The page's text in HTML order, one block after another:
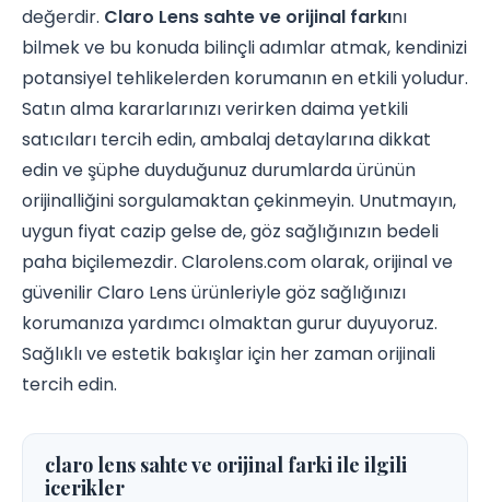
değerdir. Claro Lens sahte ve orijinal farkını
bilmek ve bu konuda bilinçli adımlar atmak, kendinizi
potansiyel tehlikelerden korumanın en etkili yoludur.
Satın alma kararlarınızı verirken daima yetkili
satıcıları tercih edin, ambalaj detaylarına dikkat
edin ve şüphe duyduğunuz durumlarda ürünün
orijinalliğini sorgulamaktan çekinmeyin. Unutmayın,
uygun fiyat cazip gelse de, göz sağlığınızın bedeli
paha biçilemezdir. Clarolens.com olarak, orijinal ve
güvenilir Claro Lens ürünleriyle göz sağlığınızı
korumanıza yardımcı olmaktan gurur duyuyoruz.
Sağlıklı ve estetik bakışlar için her zaman orijinali
tercih edin.
claro lens sahte ve orijinal farki ile ilgili
icerikler